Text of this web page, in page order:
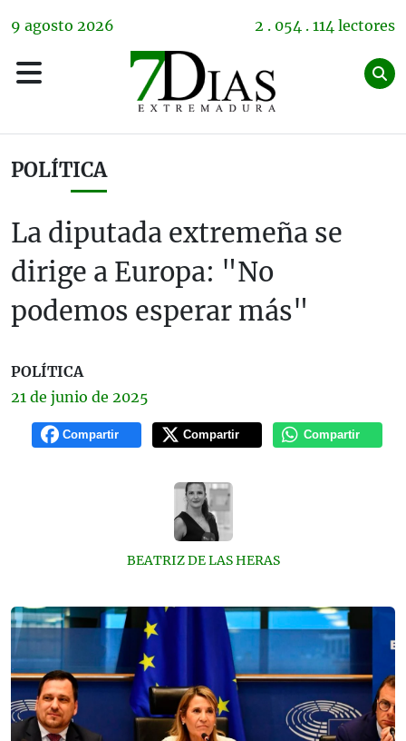
9 agosto 2026 2 . 054 . 114 lectores
POLÍTICA
La diputada extremeña se
dirige a Europa: "No
podemos esperar más"
POLÍTICA
21 de junio de 2025
Compartir Compartir Compartir
BEATRIZ DE LAS HERAS